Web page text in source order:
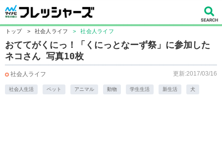
トップ > 社会人ライフ > 社会人ライフ
おててがくにっ！「くにっとなーず祭」に参加した
ネコさん 写真10枚
社会人ライフ 更新:2017/03/16
社会人生活 ペット アニマル 動物 学生生活 新生活 犬